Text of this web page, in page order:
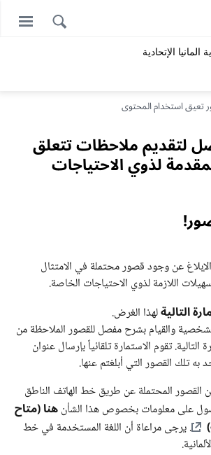
اﻹتحادية
تعيق استخدام المحتوى
لتقديم ملاحظات تتعلق
لذوي الاحتياجات
عن وجود قصور محتملة في الامتثال
اللازمة لذوي الاحتياجات الخاصة.
التاليةلهذا الغرض.
الشخصية والقيام بشرح مفصل للقصور الملاحظة من
تقوم الاستمارة تلقائياً بإرسال عنوان
به تلك القصور التي أبلغتم عنها.
القصور المحتملة عن طريق خط الهاتف الناطق
على معلومات بخصوص هذا الشأنهنا (متاح
. يرجى مراعاة أن اللغة المستخدمة في خط